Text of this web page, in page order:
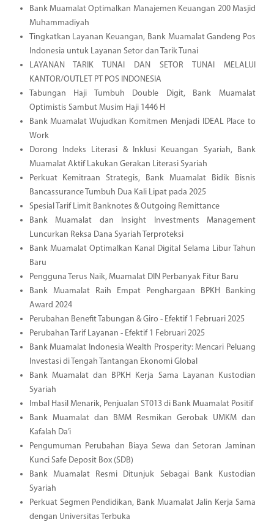
Bank Muamalat Optimalkan Manajemen Keuangan 200 Masjid
Muhammadiyah
Tingkatkan Layanan Keuangan, Bank Muamalat Gandeng Pos
Indonesia untuk Layanan Setor dan Tarik Tunai
LAYANAN TARIK TUNAI DAN SETOR TUNAI MELALUI
KANTOR/OUTLET PT POS INDONESIA
Tabungan Haji Tumbuh Double Digit, Bank Muamalat
Optimistis Sambut Musim Haji 1446 H
Bank Muamalat Wujudkan Komitmen Menjadi IDEAL Place to
Work
Dorong Indeks Literasi & Inklusi Keuangan Syariah, Bank
Muamalat Aktif Lakukan Gerakan Literasi Syariah
Perkuat Kemitraan Strategis, Bank Muamalat Bidik Bisnis
Bancassurance Tumbuh Dua Kali Lipat pada 2025
Spesial Tarif Limit Banknotes & Outgoing Remittance
Bank Muamalat dan Insight Investments Management
Luncurkan Reksa Dana Syariah Terproteksi
Bank Muamalat Optimalkan Kanal Digital Selama Libur Tahun
Baru
Pengguna Terus Naik, Muamalat DIN Perbanyak Fitur Baru
Bank Muamalat Raih Empat Penghargaan BPKH Banking
Award 2024
Perubahan Benefit Tabungan & Giro - Efektif 1 Februari 2025
Perubahan Tarif Layanan - Efektif 1 Februari 2025
Bank Muamalat Indonesia Wealth Prosperity: Mencari Peluang
Investasi di Tengah Tantangan Ekonomi Global
Bank Muamalat dan BPKH Kerja Sama Layanan Kustodian
Syariah
Imbal Hasil Menarik, Penjualan ST013 di Bank Muamalat Positif
Bank Muamalat dan BMM Resmikan Gerobak UMKM dan
Kafalah Da’i
Pengumuman Perubahan Biaya Sewa dan Setoran Jaminan
Kunci Safe Deposit Box (SDB)
Bank Muamalat Resmi Ditunjuk Sebagai Bank Kustodian
Syariah
Perkuat Segmen Pendidikan, Bank Muamalat Jalin Kerja Sama
dengan Universitas Terbuka